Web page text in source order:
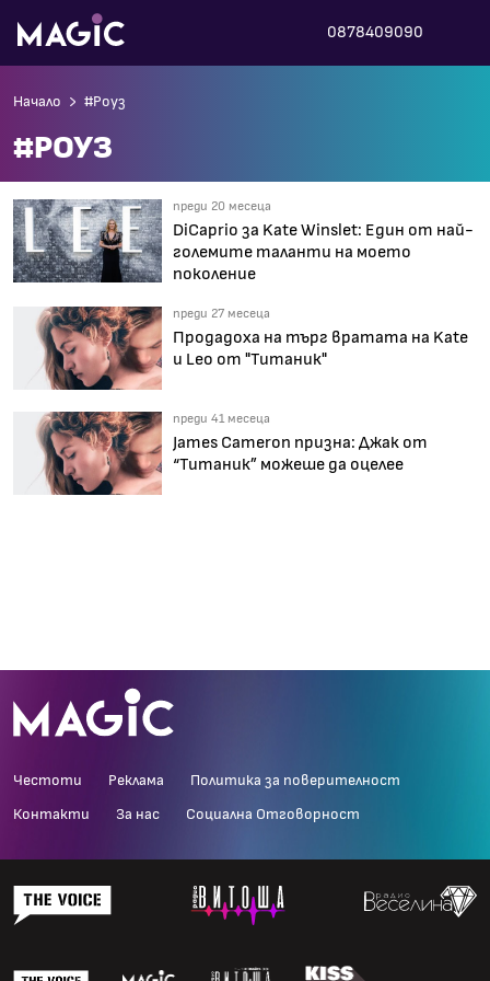
0878409090
Начало #Роуз
#РОУЗ
преди 20 месеца
DiCaprio за Kate Winslet: Един от най-
големите таланти на моето
поколение
преди 27 месеца
Продадоха на търг вратата на Kate
и Leo от "Титаник"
преди 41 месеца
James Cameron призна: Джак от
“Титаник” можеше да оцелее
Честоти Реклама Политика за поверителност
Контакти За нас Социална Отговорност